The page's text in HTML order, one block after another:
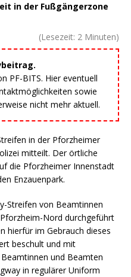
in der Fußgängerzone
(Lesezeit: 2 Minuten)
PF-BITS. Hier eventuell
sowie
nicht mehr aktuell.
in der Pforzheimer
mitteilt. Der örtliche
die Pforzheimer Innenstadt
Enzauenpark.
Streifen von Beamtinnen
Nord durchgeführt
hierfür im Gebrauch dieses
beschult und mit
und Beamten
in regulärer Uniform